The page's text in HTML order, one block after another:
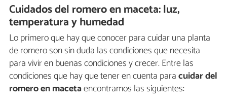
Cuidados del romero en maceta: luz,
temperatura y humedad
Lo primero que hay que conocer para cuidar una planta
de romero son sin duda las condiciones que necesita
para vivir en buenas condiciones y crecer. Entre las
condiciones que hay que tener en cuenta paracuidar del
romero en macetaencontramos las siguientes: